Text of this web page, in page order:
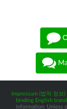
Impressum (법적 정보)
binding English
information: Unless